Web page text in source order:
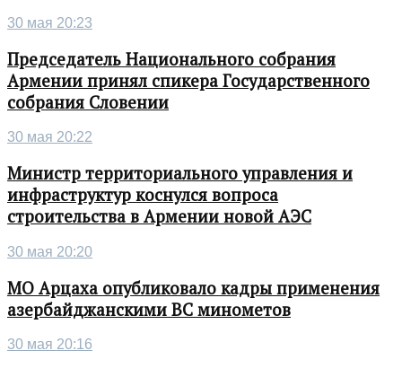
30 мая 20:23
Председатель Национального собрания
Армении принял спикера Государственного
собрания Словении
30 мая 20:22
Министр территориального управления и
инфраструктур коснулся вопроса
строительства в Армении новой АЭС
30 мая 20:20
МО Арцаха опубликовало кадры применения
азербайджанскими ВС минометов
30 мая 20:16